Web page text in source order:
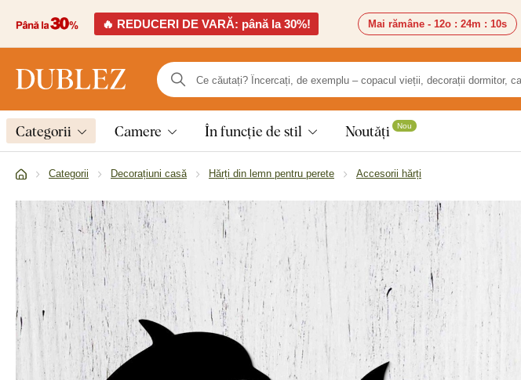
🔥 REDUCERI DE VARĂ: până la 30%! Mai rămâne - 12o : 24m : 8s
Categorii Camere În funcție de stil Noutăți Nou
Categorii Decorațiuni casă Hărți din lemn pentru perete Accesorii hărți